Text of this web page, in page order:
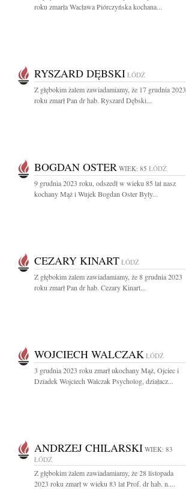
roku zmarła Wacława Piórczyńska kochana...
RYSZARD DĘBSKI ŁÓDŹ
Z głębokim żalem zawiadamiamy, że 17 grudnia 2023
roku zmarł Pan dr hab. Ryszard Dębski...
BOGDAN OSTER WIEK: 85 ŁÓDŹ
9 grudnia 2023 roku, odszedł w wieku 85 lat nasz
kochany Mąż i Wujek Bogdan Oster Były...
CEZARY KINART ŁÓDŹ
Z głębokim żalem zawiadamiamy, że 8 grudnia 2023
roku zmarł Pan dr hab. Cezary Kinart...
WOJCIECH WALCZAK ŁÓDŹ
3 grudnia 2023 roku zmarł ukochany Mąż, Ojciec i
Dziadek Wojciech Walczak Psycholog, działacz...
ANDRZEJ CHILARSKI WIEK: 83
ŁÓDŹ
Z głębokim żalem zawiadamiamy, że 28 listopada
2023 roku zmarł w wieku 83 lat Prof. dr hab. n....